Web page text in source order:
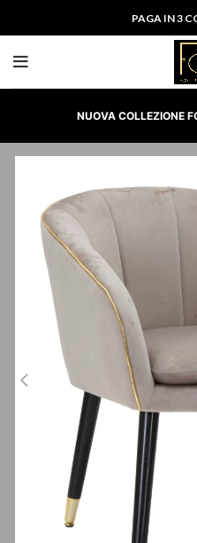
PAGA IN 3
NUOVA COLLEZIONE